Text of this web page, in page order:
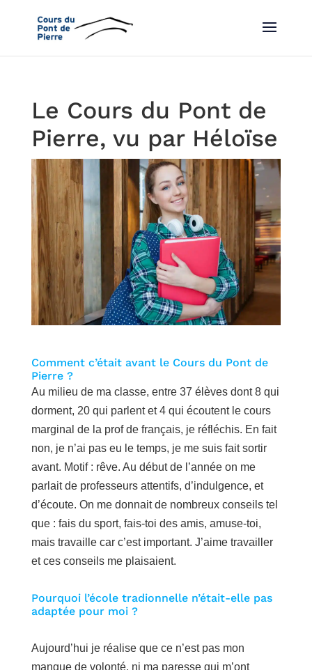
Le Cours du Pont de
Pierre, vu par Héloïse
Comment c’était avant le Cours du Pont de
Pierre ?
Au milieu de ma classe, entre 37 élèves dont 8 qui
dorment, 20 qui parlent et 4 qui écoutent le cours
marginal de la prof de français, je réfléchis. En fait
non, je n’ai pas eu le temps, je me suis fait sortir
avant. Motif : rêve. Au début de l’année on me
parlait de professeurs attentifs, d’indulgence, et
d’écoute. On me donnait de nombreux conseils tel
que : fais du sport, fais-toi des amis, amuse-toi,
mais travaille car c’est important. J’aime travailler
et ces conseils me plaisaient.
Pourquoi l’école tradionnelle n’était-elle pas
adaptée pour moi ?
Aujourd’hui je réalise que ce n’est pas mon
manque de volonté, ni ma paresse qui m’ont